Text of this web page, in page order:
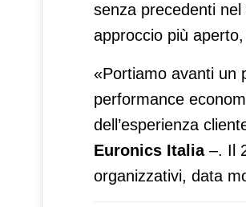
senza precedenti
approccio più
«Portiamo avanti un
performance
dell’esperienza
Euronics Italia –. Il
organizzativi, data